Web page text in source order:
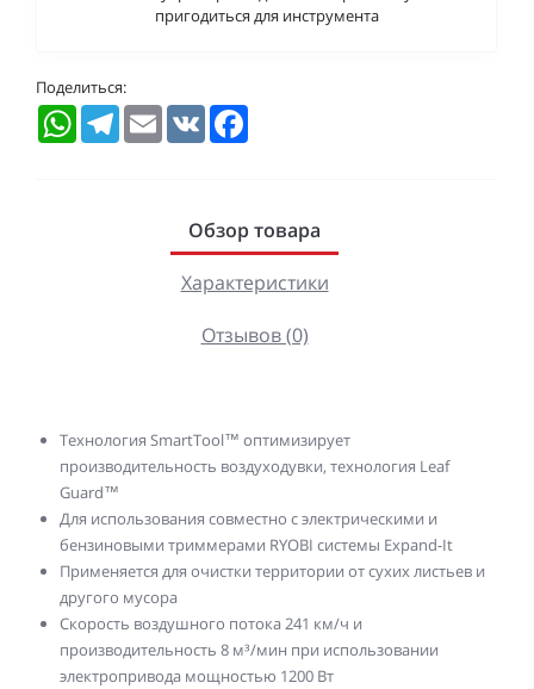
пригодиться для инструмента
Поделиться:
WhatsAppTelegramEmail VK
Обзор товара
Характеристики
Отзывов (0)
Технология SmartTool™ оптимизирует
производительность воздуходувки, технология Leaf
Guard™
Для использования совместно с электрическими и
бензиновыми триммерами RYOBI системы Expand-It
Применяется для очистки территории от сухих листьев и
другого мусора
Скорость воздушного потока 241 км/ч и
производительность 8 м³/мин при использовании
электропривода мощностью 1200 Вт